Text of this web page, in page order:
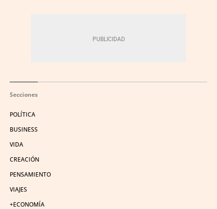
Secciones
POLÍTICA
BUSINESS
VIDA
CREACIÓN
PENSAMIENTO
VIAJES
+ECONOMÍA